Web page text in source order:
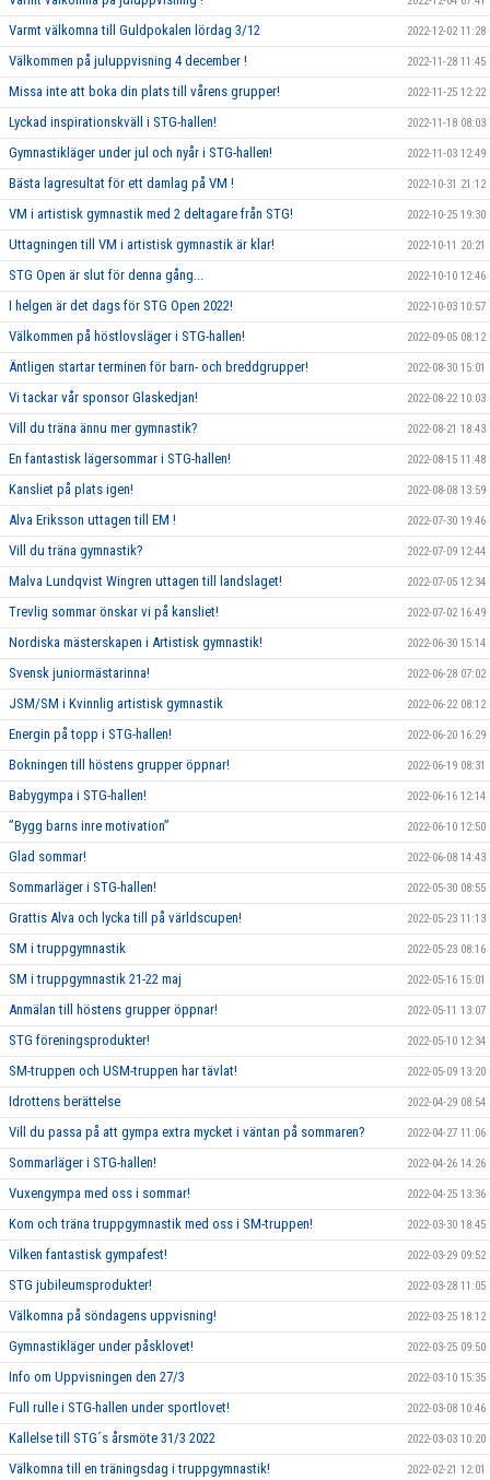
Varmt välkomna till Guldpokalen lördag 3/12 2022-12-02 11:28
Välkommen på juluppvisning 4 december ! 2022-11-28 11:45
Missa inte att boka din plats till vårens grupper! 2022-11-25 12:22
Lyckad inspirationskväll i STG-hallen! 2022-11-18 08:03
Gymnastikläger under jul och nyår i STG-hallen! 2022-11-03 12:49
Bästa lagresultat för ett damlag på VM ! 2022-10-31 21:12
VM i artistisk gymnastik med 2 deltagare från STG! 2022-10-25 19:30
Uttagningen till VM i artistisk gymnastik är klar! 2022-10-11 20:21
STG Open är slut för denna gång... 2022-10-10 12:46
I helgen är det dags för STG Open 2022! 2022-10-03 10:57
Välkommen på höstlovsläger i STG-hallen! 2022-09-05 08:12
Äntligen startar terminen för barn- och breddgrupper! 2022-08-30 15:01
Vi tackar vår sponsor Glaskedjan! 2022-08-22 10:03
Vill du träna ännu mer gymnastik? 2022-08-21 18:43
En fantastisk lägersommar i STG-hallen! 2022-08-15 11:48
Kansliet på plats igen! 2022-08-08 13:59
Alva Eriksson uttagen till EM ! 2022-07-30 19:46
Vill du träna gymnastik? 2022-07-09 12:44
Malva Lundqvist Wingren uttagen till landslaget! 2022-07-05 12:34
Trevlig sommar önskar vi på kansliet! 2022-07-02 16:49
Nordiska mästerskapen i Artistisk gymnastik! 2022-06-30 15:14
Svensk juniormästarinna! 2022-06-28 07:02
JSM/SM i Kvinnlig artistisk gymnastik 2022-06-22 08:12
Energin på topp i STG-hallen! 2022-06-20 16:29
Bokningen till höstens grupper öppnar! 2022-06-19 08:31
Babygympa i STG-hallen! 2022-06-16 12:14
”Bygg barns inre motivation” 2022-06-10 12:50
Glad sommar! 2022-06-08 14:43
Sommarläger i STG-hallen! 2022-05-30 08:55
Grattis Alva och lycka till på världscupen! 2022-05-23 11:13
SM i truppgymnastik 2022-05-23 08:16
SM i truppgymnastik 21-22 maj 2022-05-16 15:01
Anmälan till höstens grupper öppnar! 2022-05-11 13:07
STG föreningsprodukter! 2022-05-10 12:34
SM-truppen och USM-truppen har tävlat! 2022-05-09 13:20
Idrottens berättelse 2022-04-29 08:54
Vill du passa på att gympa extra mycket i väntan på sommaren? 2022-04-27 11:06
Sommarläger i STG-hallen! 2022-04-26 14:26
Vuxengympa med oss i sommar! 2022-04-25 13:36
Kom och träna truppgymnastik med oss i SM-truppen! 2022-03-30 18:45
Vilken fantastisk gympafest! 2022-03-29 09:52
STG jubileumsprodukter! 2022-03-28 11:05
Välkomna på söndagens uppvisning! 2022-03-25 18:12
Gymnastikläger under påsklovet! 2022-03-25 09:50
Info om Uppvisningen den 27/3 2022-03-10 15:35
Full rulle i STG-hallen under sportlovet! 2022-03-08 10:46
Kallelse till STG´s årsmöte 31/3 2022 2022-03-03 10:20
Välkomna till en träningsdag i truppgymnastik! 2022-02-21 12:01